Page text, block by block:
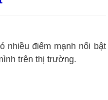
nhiều điểm mạnh nổi bật
trên thị trường.